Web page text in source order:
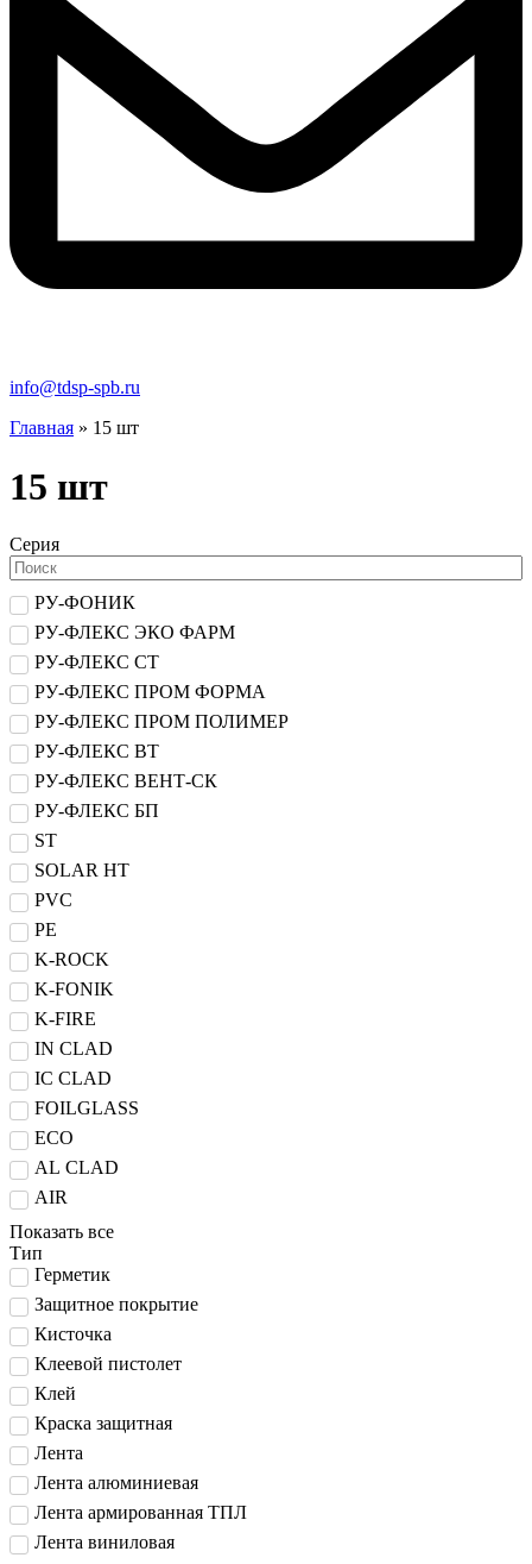
info@tdsp-spb.ru
Главная » 15 шт
15 шт
Серия
РУ-ФОНИК
РУ-ФЛЕКС ЭКО ФАРМ
РУ-ФЛЕКС СТ
РУ-ФЛЕКС ПРОМ ФОРМА
РУ-ФЛЕКС ПРОМ ПОЛИМЕР
РУ-ФЛЕКС ВТ
РУ-ФЛЕКС ВЕНТ-СК
РУ-ФЛЕКС БП
ST
SOLAR HT
PVC
PE
K-ROCK
K-FONIK
K-FIRE
IN CLAD
IC CLAD
FOILGLASS
ECO
AL CLAD
AIR
Показать все
Тип
Герметик
Защитное покрытие
Кисточка
Клеевой пистолет
Клей
Краска защитная
Лента
Лента алюминиевая
Лента армированная ТПЛ
Лента виниловая